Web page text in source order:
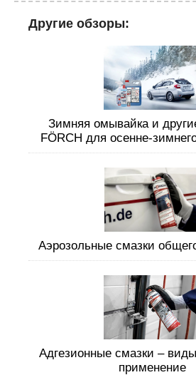
Другие обзоры:
Зимняя омывайка и
FÖRCH для осенне-
Аэрозольные смазки
Адгезионные смазки –
применение